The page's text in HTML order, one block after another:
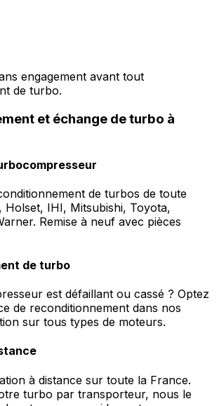
engagement avant tout
de turbo.
et échange de turbo à
de turbos de toute
Holset, IHI, Mitsubishi, Toyota,
Remise à neuf avec pièces
de turbo
est défaillant ou cassé ? Optez
de reconditionnement dans nos
sur tous types de moteurs.
à distance sur toute la France.
turbo par transporteur, nous le